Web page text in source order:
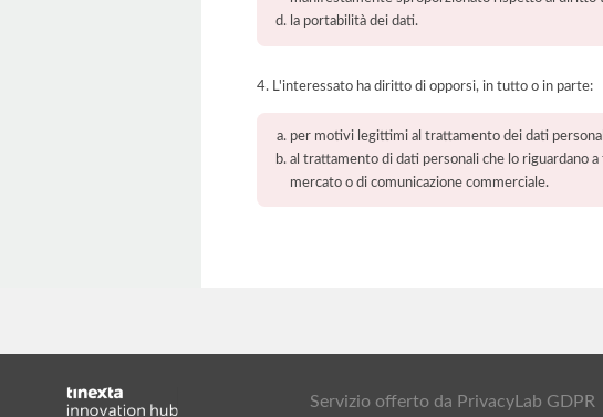
la portabilità dei dati.
4. L'interessato ha diritto di opporsi, in tutto o in parte:
per motivi legittimi al trattamento dei dati
al trattamento di dati personali che lo riguardano
mercato o di comunicazione commerciale.
Servizio offerto da PrivacyLab GDPR